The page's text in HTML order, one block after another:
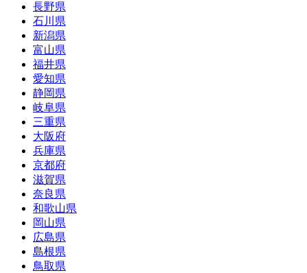
長野県
石川県
新潟県
富山県
福井県
愛知県
静岡県
岐阜県
三重県
大阪府
兵庫県
京都府
滋賀県
奈良県
和歌山県
岡山県
広島県
島根県
鳥取県